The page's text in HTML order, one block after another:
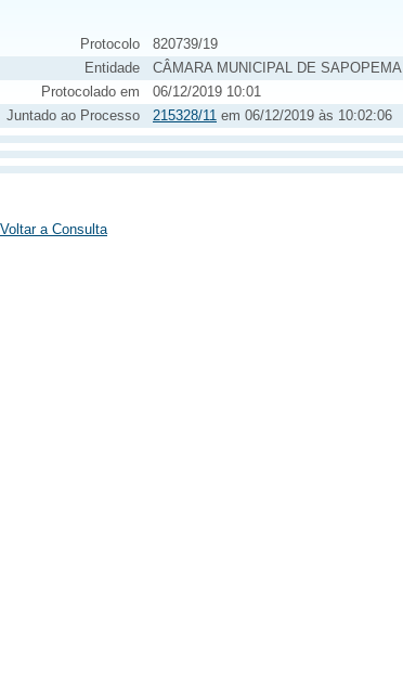
Protocolo
820739/19
Entidade
CÂMARA MUNICIPAL DE SAPOPEMA
Protocolado em
06/12/2019 10:01
Juntado ao Processo
215328/11 em 06/12/2019 às 10:02:06
Voltar a Consulta